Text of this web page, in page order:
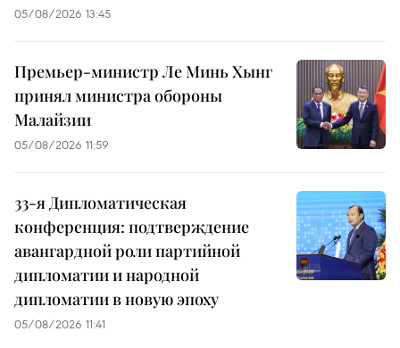
05/08/2026 13:45
Премьер-министр Ле Минь Хынг
принял министра обороны
Малайзии
05/08/2026 11:59
33-я Дипломатическая
конференция: подтверждение
авангардной роли партийной
дипломатии и народной
дипломатии в новую эпоху
05/08/2026 11:41